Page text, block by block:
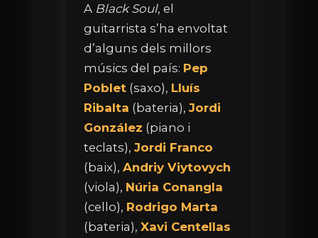
A Black Soul, el
guitarrista s’ha envoltat
d’alguns dels millors
músics del país: Pep
Poblet (saxo), Lluís
Ribalta (bateria),Jordi
González (piano i
teclats),Jordi Franco
(baix),Andriy Viytovych
(viola), Núria Conangla
(cello), Rodrigo Marta
(bateria),Xavi Centellas